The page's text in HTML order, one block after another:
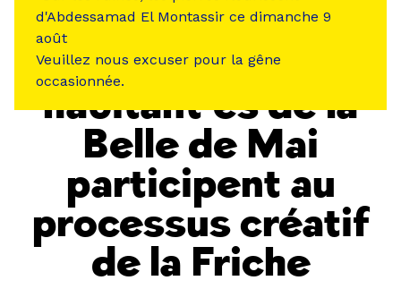
EXPÉRIENCE(S)
Quand les
habitant·es de la
Belle de Mai
participent au
processus créatif
de la Friche
d'Abdessamad El Montassir ce dimanche 9
août
Veuillez nous excuser pour la gêne
occasionnée.